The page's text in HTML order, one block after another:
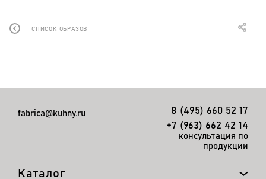
СПИСОК ОБРАЗОВ
fabrica@kuhny.ru
8 (495) 660 52 17
+7 (963) 662 42 14
консультация по
продукции
Каталог